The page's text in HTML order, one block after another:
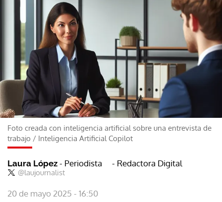
Foto creada con inteligencia artificial sobre una entrevista de
trabajo / Inteligencia Artificial Copilot
Laura López - Periodista
@laujournalist
- Redactora Digital
20 de mayo 2025 - 16:50